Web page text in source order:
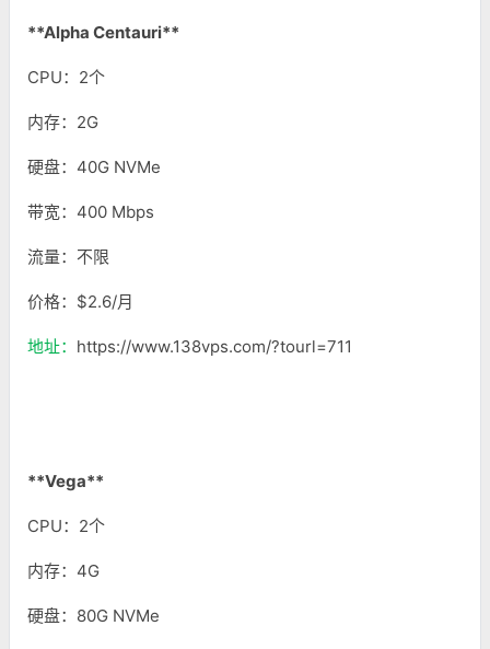
**Alpha Centauri**
CPU：2个
内存：2G
硬盘：40G NVMe
带宽：400 Mbps
流量：不限
价格：$2.6/月
地址： https://www.138vps.com/?tourl=711
**Vega**
CPU：2个
内存：4G
硬盘：80G NVMe